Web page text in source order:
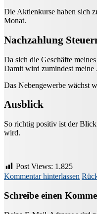
Die Aktienkurse haben sich
Monat.
Nachzahlung
Da sich die Geschäfte
Damit wird zumindest meine
Das Nebengewerbe wächst
Ausblick
So richtig positiv ist der
wird.
Post Views: 1.825
Kommentar hinterlassen
Schreibe einen